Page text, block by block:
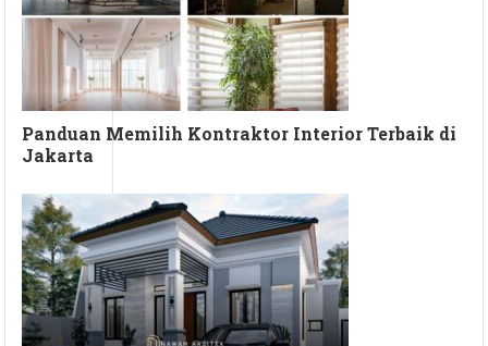
Panduan Memilih Kontraktor Interior Terbaik di
Jakarta